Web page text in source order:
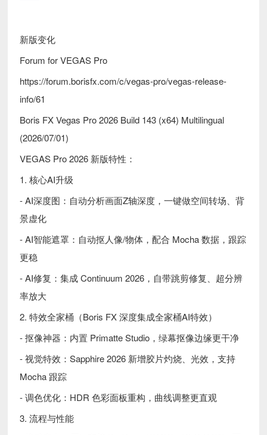
新版变化
Forum for VEGAS Pro
https://forum.borisfx.com/c/vegas-pro/vegas-release-
info/61
Boris FX Vegas Pro 2026 Build 143 (x64) Multilingual
(2026/07/01)
VEGAS Pro 2026 新版特性：
1. 核心AI升级
- AI深度图：自动分析画面Z轴深度，一键做空间转场、背
景虚化
- AI智能遮罩：自动抠人像/物体，配合 Mocha 数据，跟踪
更稳
- AI修复：集成 Continuum 2026，自带跳剪修复、超分辨
率放大
2. 特效全家桶（Boris FX 深度集成全家桶AI特效）
- 抠像神器：内置 Primatte Studio，绿幕抠像边缘更干净
- 视觉特效：Sapphire 2026 新增胶片灼烧、光效，支持
Mocha 跟踪
- 调色优化：HDR 色彩面板重构，曲线调整更直观
3. 流程与性能